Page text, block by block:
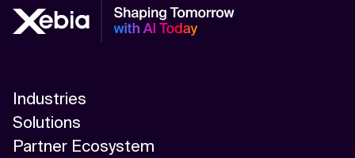
Industries
Solutions
Partner Ecosystem